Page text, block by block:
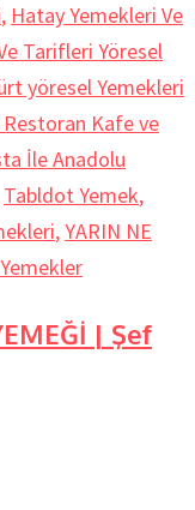
, Hatay Yemekleri Ve
Tarifleri Yöresel
yöresel Yemekleri
Kafe ve
İle Anadolu
Tabldot Yemek,
,YARIN NE
| Şef